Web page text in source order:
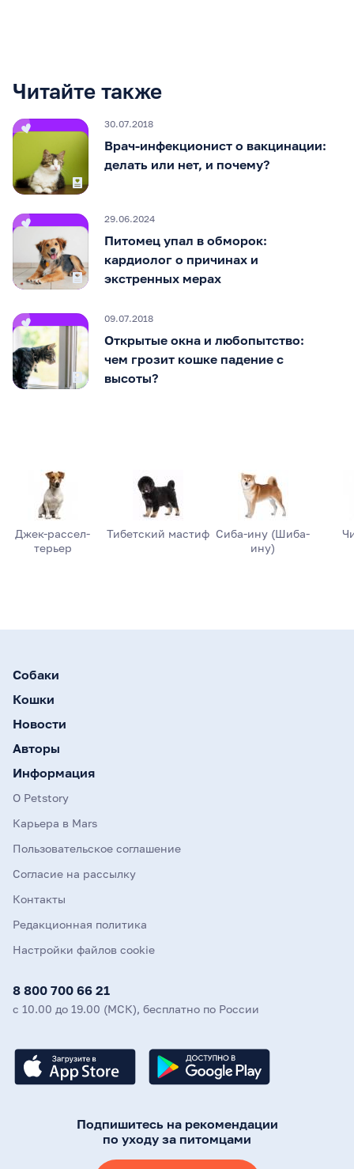
Читайте также
30.07.2018
Врач-инфекционист о вакцинации:
делать или нет, и почему?
29.06.2024
Питомец упал в обморок:
кардиолог о причинах и
экстренных мерах
09.07.2018
Открытые окна и любопытство:
чем грозит кошке падение с
высоты?
Джек-рассел-
терьер
Тибетский мастиф Сиба-ину (Шиба-
ину)
Собаки
Кошки
Новости
Авторы
Информация
О Petstory
Карьера в Mars
Пользовательское соглашение
Согласие на рассылку
Контакты
Редакционная политика
Настройки файлов cookie
8 800 700 66 21
с 10.00 до 19.00 (МСК), бесплатно по России
Подпишитесь на рекомендации
по уходу за питомцами